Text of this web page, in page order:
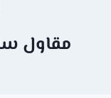
مقاول